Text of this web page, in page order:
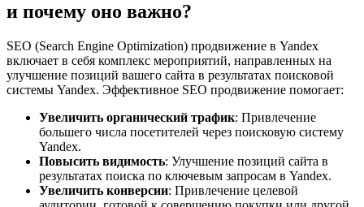
и почему оно важно?
SEO (Search Engine Optimization) продвижение в Yandex
включает в себя комплекс мероприятий, направленных на
улучшение позиций вашего сайта в результатах поисковой
системы Yandex. Эффективное SEO продвижение помогает:
Увеличить органический трафик: Привлечение
большего числа посетителей через поисковую систему
Yandex.
Повысить видимость: Улучшение позиций сайта в
результатах поиска по ключевым запросам в Yandex.
Увеличить конверсии: Привлечение целевой